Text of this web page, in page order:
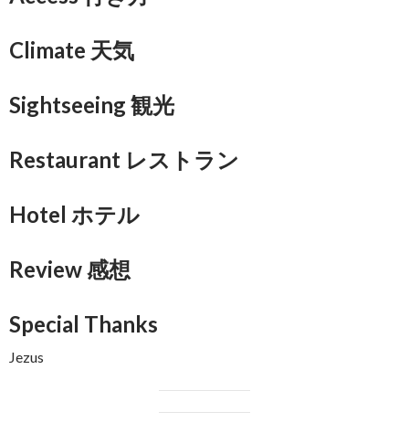
Climate 天気
Sightseeing 観光
Restaurant レストラン
Hotel ホテル
Review 感想
Special Thanks
Jezus